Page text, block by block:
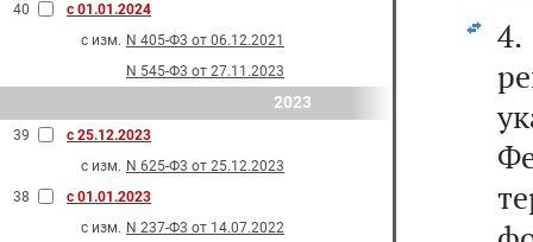
40
с 01.01.2024
с изм. N 405-Ф3 от 06.12.2021
N 545-Ф3 от 27.11.2023
2023
39
с 25.12.2023
с изм. N 625-Ф3 от 25.12.2023
38
с 01.01.2023
с изм. N 237-Ф3 от 14.07.2022